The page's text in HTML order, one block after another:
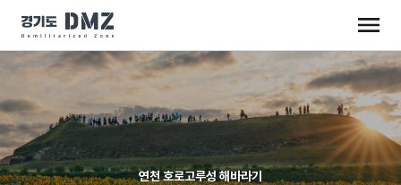
연천 호로고루성 해바라기